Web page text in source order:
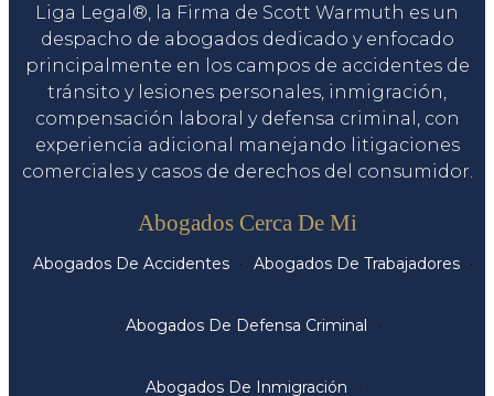
Liga Legal®, la Firma de Scott Warmuth es un
despacho de abogados dedicado y enfocado
principalmente en los campos de accidentes de
tránsito y lesiones personales, inmigración,
compensación laboral y defensa criminal, con
experiencia adicional manejando litigaciones
comerciales y casos de derechos del consumidor.
Abogados Cerca De Mi
Abogados De Accidentes Abogados De Trabajadores
Abogados De Defensa Criminal
Abogados De Inmigración